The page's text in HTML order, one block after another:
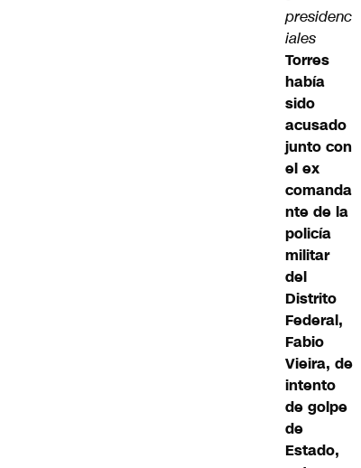
presidenc
iales
Torres
había
sido
acusado
junto con
el ex
comanda
nte de la
policía
militar
del
Distrito
Federal,
Fabio
Vieira, de
intento
de golpe
de
Estado,